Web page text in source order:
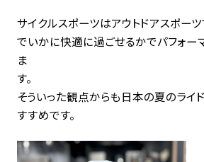
サイクルスポーツはアウトドアスポー
でいかに快適に過ごせるかでパフォー
ま
そういった観点からも日本の夏のライ
すすめです。